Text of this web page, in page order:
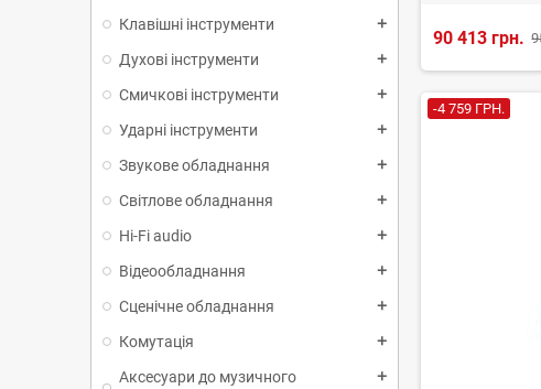
Клавішні інструменти add
Духові інструменти add
Смичкові інструменти add
Ударні інструменти add
Звукове обладнання add
Світлове обладнання add
Hi-Fi audio add
Відеообладнання add
Сценічне обладнання add
Комутація add
Аксесуари до музичного
add
90 413 грн.
-4 759 ГРН.